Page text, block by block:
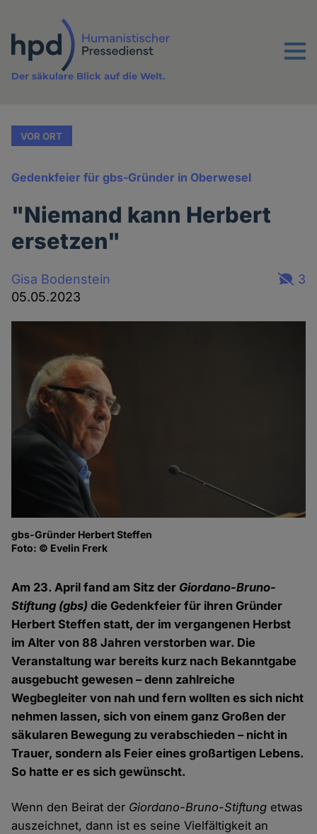
Inhalt
Menu
Der säkulare Blick auf die Welt.
VOR ORT
Gedenkfeier für gbs-Gründer in Oberwesel
"Niemand kann Herbert
ersetzen"
Gisa Bodenstein
05.05.2023
3
gbs-Gründer Herbert Steffen
Foto: © Evelin Frerk
Am 23. April fand am Sitz der Giordano-Bruno-
Stiftung (gbs) die Gedenkfeier für ihren Gründer
Herbert Steffen statt, der im vergangenen Herbst
im Alter von 88 Jahren verstorben war. Die
Veranstaltung war bereits kurz nach Bekanntgabe
ausgebucht gewesen – denn zahlreiche
Wegbegleiter von nah und fern wollten es sich nicht
nehmen lassen, sich von einem ganz Großen der
säkularen Bewegung zu verabschieden – nicht in
Trauer, sondern als Feier eines großartigen Lebens.
So hatte er es sich gewünscht.
Wenn den Beirat der Giordano-Bruno-Stiftung etwas
auszeichnet, dann ist es seine Vielfältigkeit an